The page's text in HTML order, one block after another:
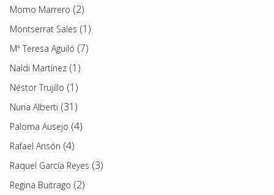
Momo Marrero (2)
Montserrat Sales (1)
Mª Teresa Aguiló (7)
Naldi Martínez (1)
Néstor Trujillo (1)
Nuria Alberti (31)
Paloma Ausejo (4)
Rafael Ansón (4)
Raquel García Reyes (3)
Regina Buitrago (2)